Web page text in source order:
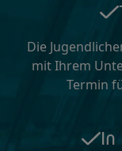
Die
mit Ihrem
Termin
In